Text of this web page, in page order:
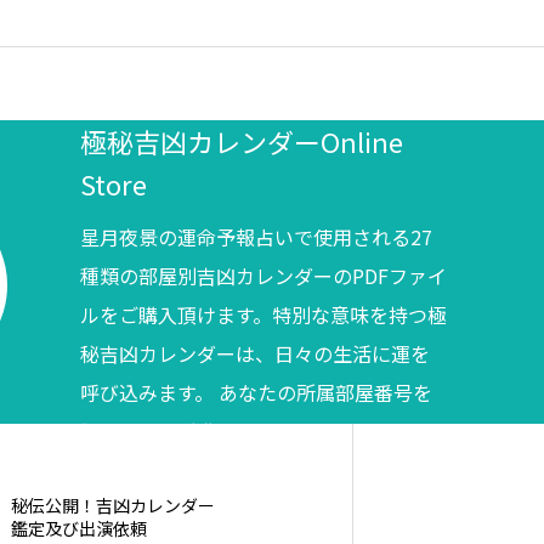
極秘吉凶カレンダーOnline
Store
星月夜景の運命予報占いで使用される27
種類の部屋別吉凶カレンダーのPDFファイ
ルをご購入頂けます。特別な意味を持つ極
秘吉凶カレンダーは、日々の生活に運を
呼び込みます。 あなたの所属部屋番号を
調べてからご購入ください。
秘伝公開！吉凶カレンダー
鑑定及び出演依頼